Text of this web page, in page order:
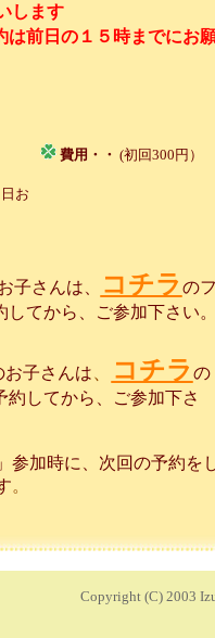
します
前日の１５時までにお
お
費用・・ (初回300円）
子さんは、 コチラ の
してから、ご参加下さい
お子さんは、 コチラ の
約してから、ご参加下さ
参加時に、次回の予約を
。
Copyright (C) 2003